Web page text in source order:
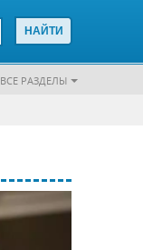
ВСЕ РАЗДЕЛЫ